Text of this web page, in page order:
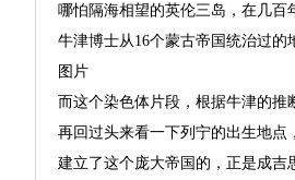
哪怕隔海相望的英伦三岛，在几
牛津博士从16个蒙古帝国统治过
图片
而这个染色体片段，根据牛津的推
再回过头来看一下列宁的出生地点
建立了这个庞大帝国的，正是成吉